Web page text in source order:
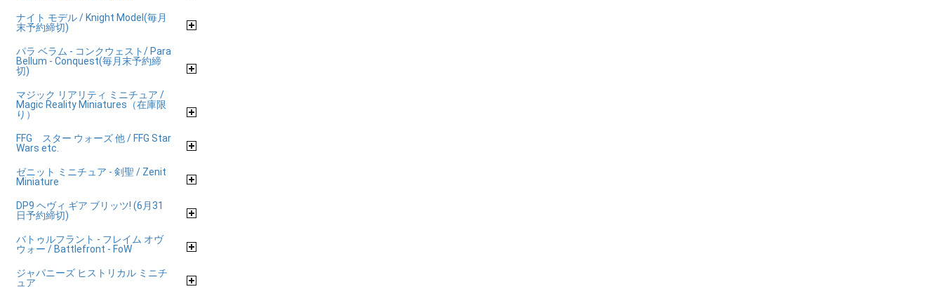
ナイト モデル / Knight Model(毎月
末予約締切)
パラ ベラム - コンクウェスト/ Para
Bellum - Conquest(毎月末予約締
切)
マジック リアリティ ミニチュア /
Magic Reality Miniatures（在庫限
り）
FFG スター ウォーズ 他 / FFG Star
Wars etc.
ゼニット ミニチュア - 剣聖 / Zenit
Miniature
DP9 ヘヴィ ギア ブリッツ! (6月31
日予約締切)
バトゥルフラント - フレイム オヴ
ウォー / Battlefront - FoW
ジャパニーズ ヒストリカル ミニチ
ュア